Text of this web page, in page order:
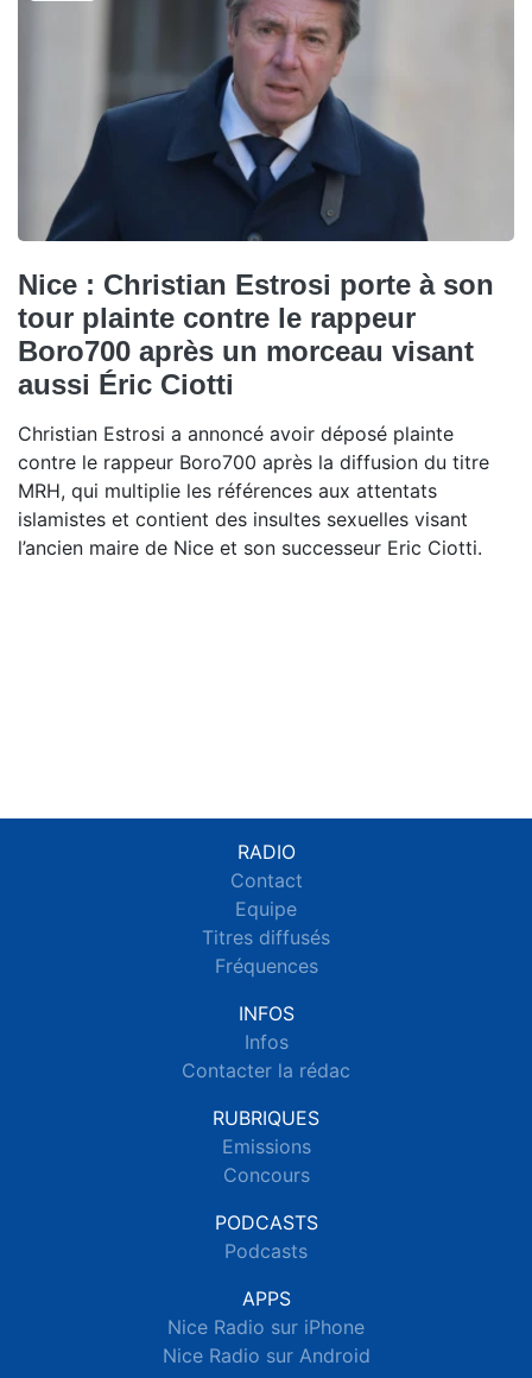
Nice : Christian Estrosi porte à son
tour plainte contre le rappeur
Boro700 après un morceau visant
aussi Éric Ciotti
Christian Estrosi a annoncé avoir déposé plainte
contre le rappeur Boro700 après la diffusion du titre
MRH, qui multiplie les références aux attentats
islamistes et contient des insultes sexuelles visant
l’ancien maire de Nice et son successeur Eric Ciotti.
RADIO
Contact
Equipe
Titres diffusés
Fréquences
INFOS
Infos
Contacter la rédac
RUBRIQUES
Emissions
Concours
PODCASTS
Podcasts
APPS
Nice Radio sur iPhone
Nice Radio sur Android